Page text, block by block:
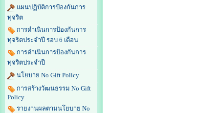
แผนปฏิบัติการป้องกันการ
ทุจริต
การดำเนินการป้องกันการ
ทุจริตประจำปี รอบ 6 เดือน
การดำเนินการป้องกันการ
ทุจริตประจำปี
นโยบาย No Gift Policy
การสร้างวัฒนธรรม No Gift
Policy
รายงานผลตามนโยบาย No